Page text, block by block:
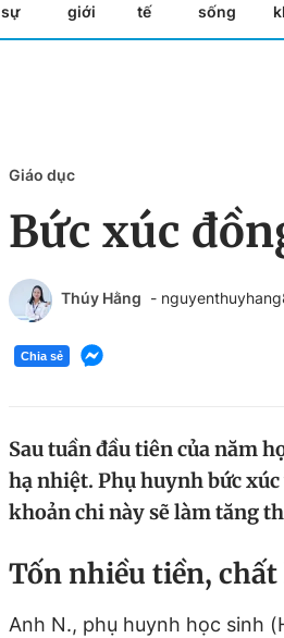
sự
giới
tế
sống
Giáo dục
Bức xúc
Thúy Hằng -
Chia sẻ
Sau tuần đầu tiên của năm
hạ nhiệt. Phụ huynh bức
khoản chi này sẽ làm tăng
Tốn nhiều tiền,
Anh N., phụ huynh học sinh